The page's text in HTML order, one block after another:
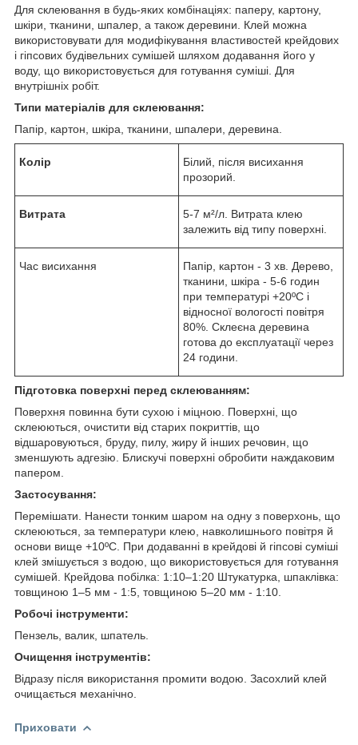
Для склеювання в будь-яких комбінаціях: паперу, картону,
шкіри, тканини, шпалер, а також деревини. Клей можна
використовувати для модифікування властивостей крейдових
і гіпсових будівельних сумішей шляхом додавання його у
воду, що використовується для готування суміші. Для
внутрішніх робіт.
Типи матеріалів для склеювання:
Папір, картон, шкіра, тканини, шпалери, деревина.
Колір
Білий, після висихання
прозорий.
Витрата
5-7 м²/л. Витрата клею
залежить від типу поверхні.
Час висихання
Папір, картон - 3 хв. Дерево,
тканини, шкіра - 5-6 годин
при температурі +20ºС і
відносної вологості повітря
80%. Склеєна деревина
готова до експлуатації через
24 години.
Підготовка поверхні перед склеюванням:
Поверхня повинна бути сухою і міцною. Поверхні, що
склеюються, очистити від старих покриттів, що
відшаровуються, бруду, пилу, жиру й інших речовин, що
зменшують адгезію. Блискучі поверхні обробити наждаковим
папером.
Застосування:
Перемішати. Нанести тонким шаром на одну з поверхонь, що
склеюються, за температури клею, навколишнього повітря й
основи вище +10ºС. При додаванні в крейдові й гіпсові суміші
клей змішується з водою, що використовується для готування
сумішей. Крейдова побілка: 1:10–1:20 Штукатурка, шпаклівка:
товщиною 1–5 мм - 1:5, товщиною 5–20 мм - 1:10.
Робочі інструменти:
Пензель, валик, шпатель.
Очищення інструментів:
Відразу після використання промити водою. Засохлий клей
очищається механічно.
Приховати